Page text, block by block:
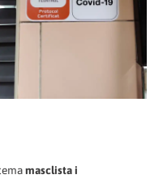
masclista i